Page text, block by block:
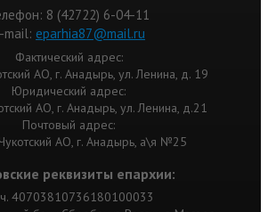
8 (42722) 6-04-11
mail: eparhia87@mail.ru
Фактический адрес:
АО, г. Анадырь, ул. Ленина, д. 19
Юридический адрес:
АО, г. Анадырь, ул. Ленина, д.21
Почтовый адрес:
АО, г. Анадырь, а\я №25
реквизиты епархии:
40703810736180100033